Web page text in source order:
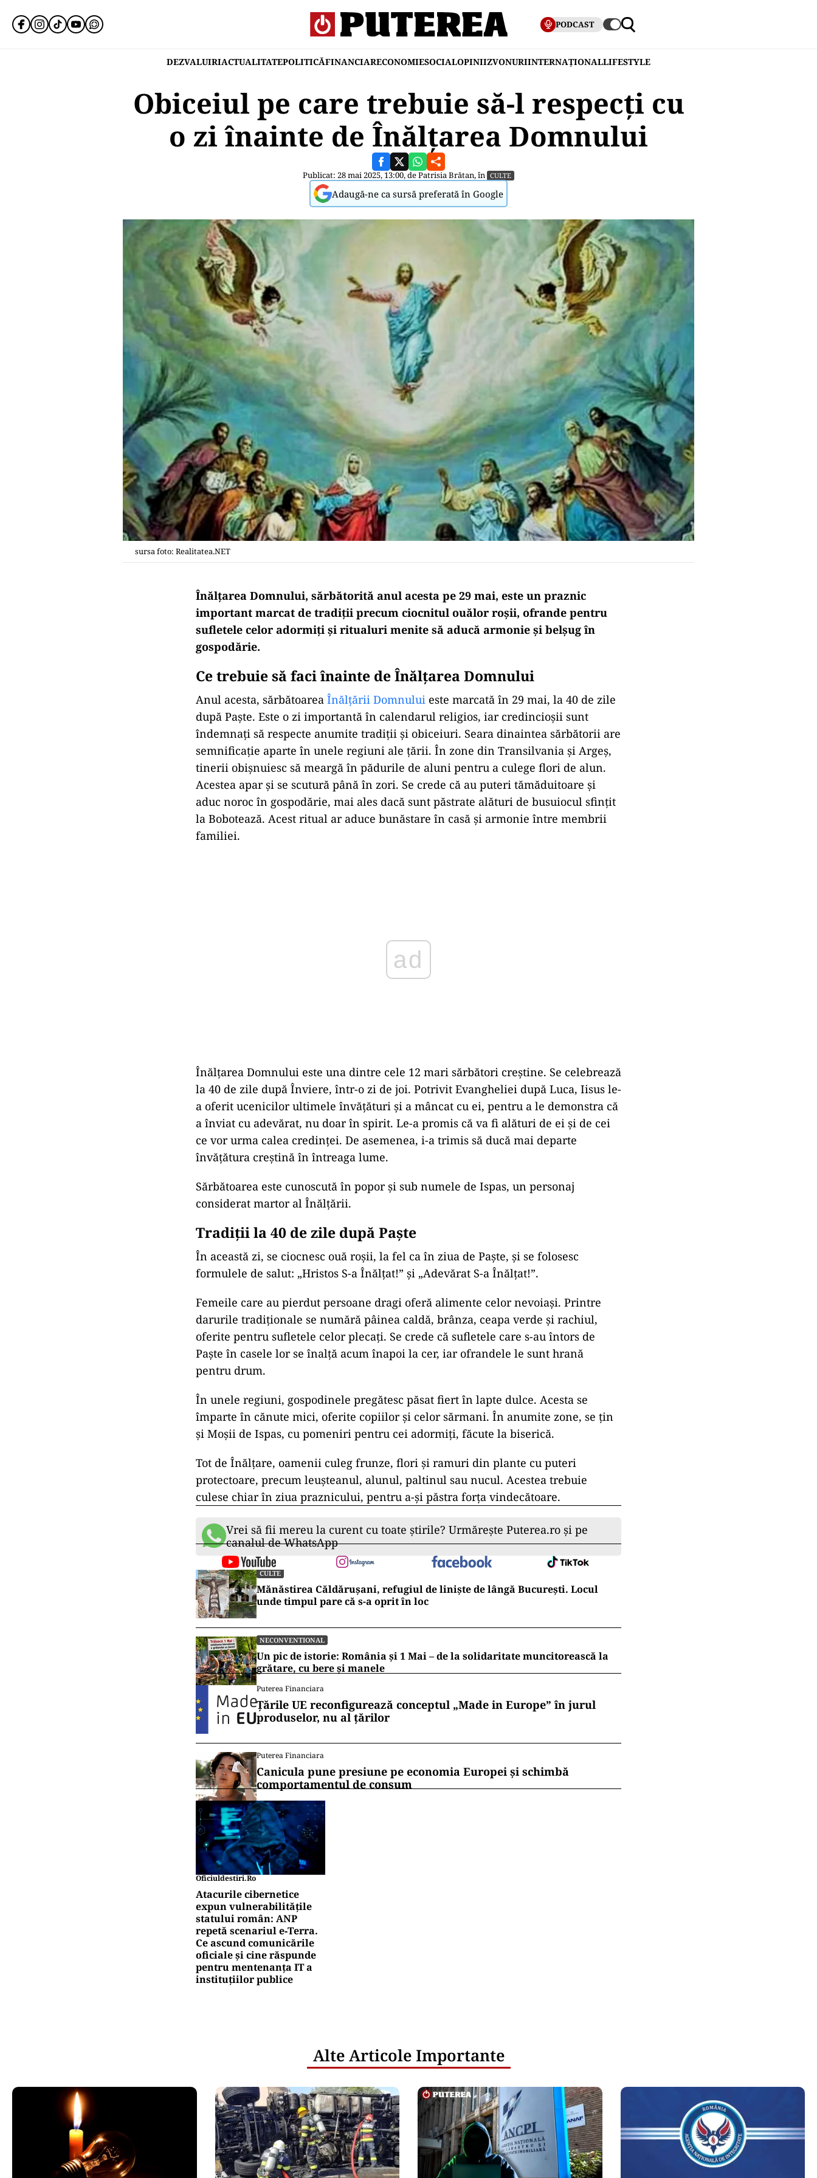
PODCAST
DEZVALUIRIACTUALITATEPOLITICĂFINANCIARECONOMIESOCIALOPINIIZVONURIINTERNAȚIONALLIFESTYLE
Obiceiul pe care trebuie să-l respecți cu
o zi înainte de Înălțarea Domnului
Publicat: 28 mai 2025, 13:00, dePatrisia Brătan, în CULTE
Adaugă-ne ca sursă preferată în Google
sursa foto: Realitatea.NET
Înălțarea Domnului, sărbătorită anul acesta pe 29 mai, este un praznic
important marcat de tradiții precum ciocnitul ouălor roșii, ofrande pentru
sufletele celor adormiți și ritualuri menite să aducă armonie și belșug în
gospodărie.
Ce trebuiesă faci înainte de Înălțarea Domnului
Anul acesta, sărbătoarea Înălțării Domnului este marcată în 29 mai, la 40 de zile
după Paște. Este o zi importantă în calendarul religios, iar credincioșii sunt
îndemnați să respecte anumite tradiții și obiceiuri. Seara dinaintea sărbătorii are
semnificație aparte în unele regiuni ale țării. În zone din Transilvania și Argeș,
tinerii obișnuiesc să meargă în pădurile de aluni pentru a culege flori de alun.
Acestea apar și se scutură până în zori. Se crede că au puteri tămăduitoare și
aduc noroc în gospodărie, mai ales dacă sunt păstrate alături de busuiocul sfințit
la Bobotează. Acest ritual ar aduce bunăstare în casă și armonie între membrii
familiei.
Înălțarea Domnului este una dintre cele 12 mari sărbători creștine. Se celebrează
la 40 de zile după Înviere, într-o zi de joi. Potrivit Evangheliei după Luca, Iisus le-
a oferit ucenicilor ultimele învățături și a mâncat cu ei, pentru a le demonstra că
a înviat cu adevărat, nu doar în spirit. Le-a promis că va fi alături de ei și de cei
ce vor urma calea credinței. De asemenea, i-a trimis să ducă mai departe
învățătura creștină în întreaga lume.
Sărbătoarea este cunoscută în popor și sub numele de Ispas, un personaj
considerat martor al Înălțării.
Tradițiila 40 de zile după Paște
În această zi, se ciocnesc ouă roșii, la fel ca în ziua de Paște, și se folosesc
formulele de salut: „Hristos S-a Înălțat!” și „Adevărat S-a Înălțat!”.
Femeile care au pierdut persoane dragi oferă alimente celor nevoiași. Printre
darurile tradiționale se numără pâinea caldă, brânza, ceapa verde și rachiul,
oferite pentru sufletele celor plecați. Se crede că sufletele care s-au întors de
Paște în casele lor se înalță acum înapoi la cer, iar ofrandele le sunt hrană
pentru drum.
În unele regiuni, gospodinele pregătesc păsat fiert în lapte dulce. Acesta se
împarte în cănute mici, oferite copiilor și celor sărmani. În anumite zone, se țin
și Moșii de Ispas, cu pomeniri pentru cei adormiți, făcute la biserică.
Tot de Înălțare, oamenii culeg frunze, flori și ramuri din plante cu puteri
protectoare, precum leușteanul, alunul, paltinul sau nucul. Acestea trebuie
culese chiar în ziua praznicului, pentru a-și păstra forța vindecătoare.
Vrei să fii mereu la curent cu toate știrile? Urmărește Puterea.ro și pe
canalul de WhatsApp
CULTE
Mănăstirea Căldărușani, refugiul de liniște de lângă București. Locul
unde timpul pare că s-a oprit în loc
NECONVENTIONAL
Un pic de istorie: România și 1 Mai – de la solidaritate muncitorească la
grătare, cu bere și manele
Puterea Financiara
Țările UE reconfigurează conceptul „Made in Europe” în jurul
produselor, nu al țărilor
Puterea Financiara
Canicula pune presiune pe economia Europei și schimbă
comportamentul de consum
Oficiuldestiri.ro
Atacurile cibernetice
expun vulnerabilitățile
statului român: ANP
repetă scenariul e‑Terra.
Ce ascund comunicările
oficiale și cine răspunde
pentru mentenanța IT a
instituțiilor publice
Alte Articole Importante